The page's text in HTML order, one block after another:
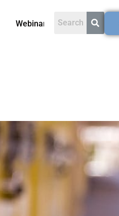
Webinars